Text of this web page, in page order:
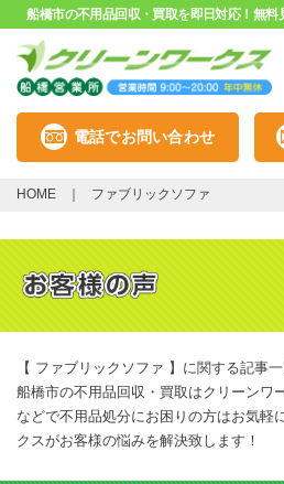
船橋市の不用品回収・買取を即日対応！無料
電話でお問い合わせ
HOME ファブリックソファ
【 ファブリックソファ 】に関する記事一
船橋市の不用品回収・買取はクリーンワ
などで不用品処分にお困りの方はお気軽
クスがお客様の悩みを解決致します！